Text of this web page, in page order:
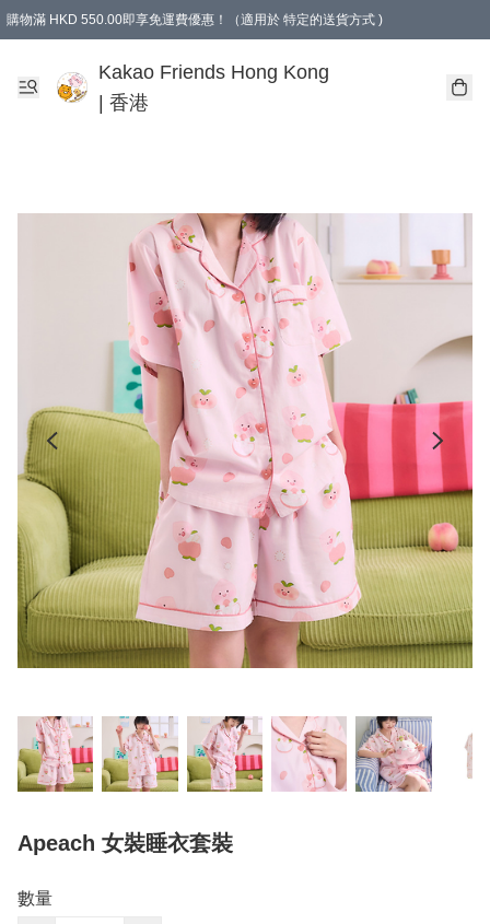
購物滿 HKD 550.00即享免運費優惠！（適用於 特定的送貨方式 )
Kakao Friends Hong Kong
| 香港
Apeach 女裝睡衣套裝
數量